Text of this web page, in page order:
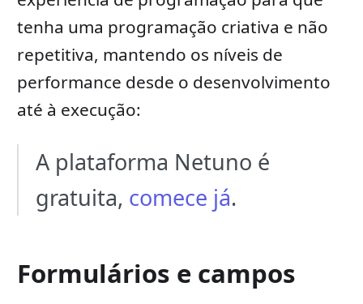
tenha uma programação criativa e não
repetitiva, mantendo os níveis de
performance desde o desenvolvimento
até à execução:
A plataforma Netuno é
gratuita, comece já.
Formulários e campos